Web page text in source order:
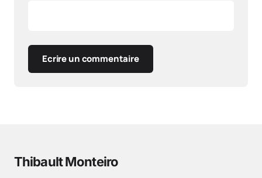
Ecrire un commentaire
Thibault Monteiro